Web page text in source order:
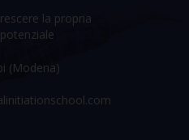
la propria
(Modena)